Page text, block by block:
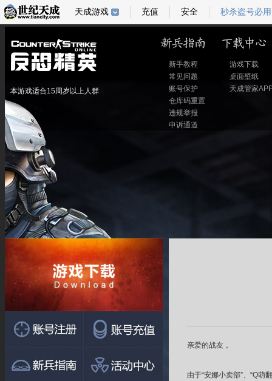
本游戏适合15周岁以上人群
新手教程
常见问题
账号保护
仓库码重置
违规举报
申诉通道
游戏下载
桌面壁纸
天成管家
亲爱的战友，
由于“安娜小卖部”、“Q萌
天成游戏 充值 安全 秒杀盗号必用